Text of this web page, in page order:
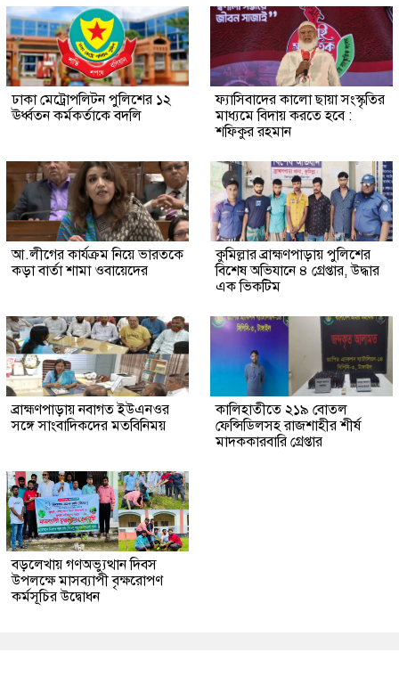
ঢাকা মেট্রোপলিটন পুলিশের ১২
ঊর্ধ্বতন কর্মকর্তাকে বদলি
ফ্যাসিবাদের কালো ছায়া সংস্কৃতির
মাধ্যমে বিদায় করতে হবে :
শফিকুর রহমান
আ.লীগের কার্যক্রম নিয়ে ভারতকে
কড়া বার্তা শামা ওবায়েদের
কুমিল্লার ব্রাহ্মণপাড়ায় পুলিশের
বিশেষ অভিযানে ৪ গ্রেপ্তার, উদ্ধার
এক ভিকটিম
ব্রাহ্মণপাড়ায় নবাগত ইউএনওর
সঙ্গে সাংবাদিকদের মতবিনিময়
কালিহাতীতে ২১৯ বোতল
ফেন্সিডিলসহ রাজশাহীর শীর্ষ
মাদককারবারি গ্রেপ্তার
বড়লেখায় গণঅভ্যুত্থান দিবস
উপলক্ষে মাসব্যাপী বৃক্ষরোপণ
কর্মসূচির উদ্বোধন